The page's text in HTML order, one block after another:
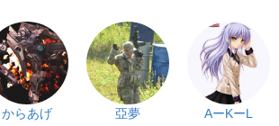
からあげ 亞夢 AーKーL